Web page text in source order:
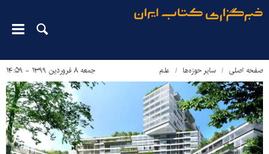
صفحه اصلی سایر حوزه‌ها علم جمعه ۸ فروردین ۱۳۹۹ - ۱۴:۵۹